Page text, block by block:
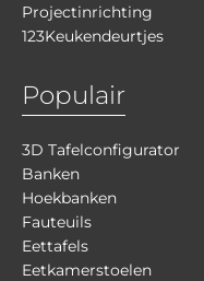
Projectinrichting
123Keukendeurtjes
Populair
3D Tafelconfigurator
Banken
Hoekbanken
Fauteuils
Eettafels
Eetkamerstoelen